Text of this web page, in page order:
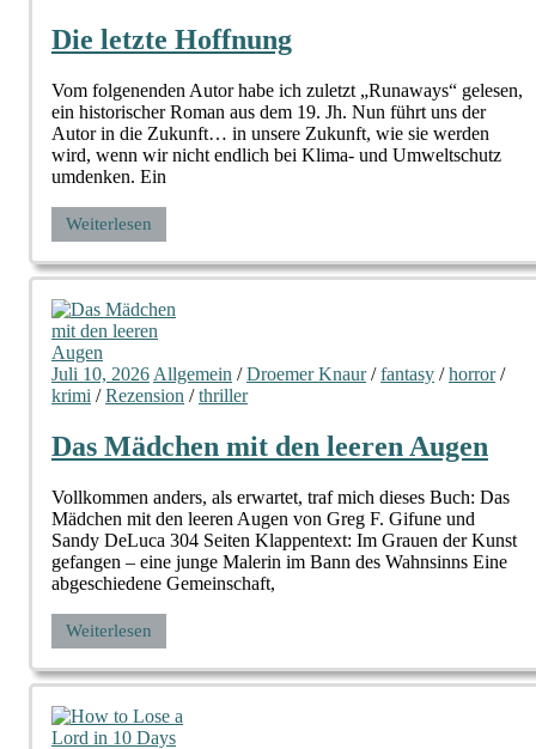
Die letzte Hoffnung
Vom folgenenden Autor habe ich zuletzt „Runaways“ gelesen,
ein historischer Roman aus dem 19. Jh. Nun führt uns der
Autor in die Zukunft… in unsere Zukunft, wie sie werden
wird, wenn wir nicht endlich bei Klima- und Umweltschutz
umdenken. Ein
Weiterlesen
Juli 10, 2026 Allgemein /Droemer Knaur/fantasy /horror/
krimi /Rezension /thriller
Das Mädchen mit den leeren Augen
Vollkommen anders, als erwartet, traf mich dieses Buch: Das
Mädchen mit den leeren Augen von Greg F. Gifune und
Sandy DeLuca 304 Seiten Klappentext: Im Grauen der Kunst
gefangen – eine junge Malerin im Bann des Wahnsinns Eine
abgeschiedene Gemeinschaft,
Weiterlesen